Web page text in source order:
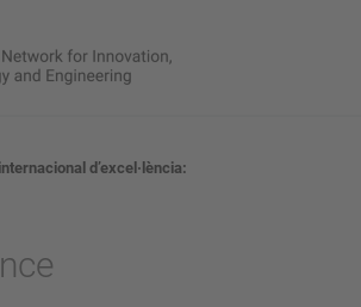
d’excel·lència